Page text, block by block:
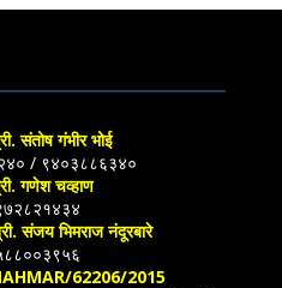
संतोष गंभीर भोई
/ ९४०३८८६३४०
गणेश चव्हाण
संजय भिमराज नंदूरबारे
62206/2015